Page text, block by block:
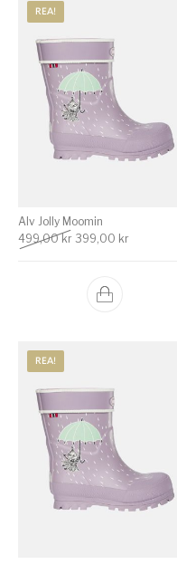
REA!
Alv Jolly Moomin
499,00kr Det ursprungliga
399,00 krDet
REA!